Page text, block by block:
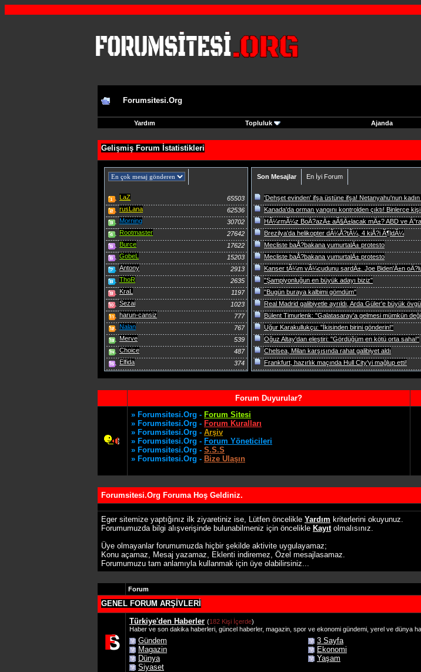
Forumsitesi.Org
Yardım Topluluk Ajanda
Gelişmiş Forum İstatistikleri
65503
LaZ
62536
rusLana
30702
Morning
27642
Rootmaster
17622
Burce
15203
GobeL
2913
Antony
2635
ThoR
1197
KraL
1023
Sezai
777
harun-cansiz
767
Nalan
539
Merve
487
Choice
374
Elfida
Son Mesajlar En İyi Forum
'Dehşet evinden' ifşa üstüne ifşa! Netanyahu'nun kadın
Kanada'da orman yangını kontrolden çıktı! Binlerce kişi
HÃ¼rmÃ¼z BoÄ?azÄ± aÃ§Ä±lacak mÄ±? ABD ve
Brezilya'da helikopter dÃ¼Å?tÃ¼, 4 kiÅ?i Ã¶ldÃ¼
Mecliste baÅ?bakana yumurtalÄ± protesto
Mecliste baÅ?bakana yumurtalÄ± protesto
Kanser tÃ¼m vÃ¼cudunu sardÄ±. Joe Biden'Ä±n
"Şampiyonluğun en büyük adayı biziz"
"Bugün buraya kalbimi gömdüm"
Real Madrid galibiyetle ayrıldı, Arda Güler'e büyük övgü
Bülent Timurlenk: "Galatasaray'a gelmesi mümkün
Uğur Karakullukçu: "İkisinden birini gönderin!"
Oğuz Altay'dan eleştiri: "Gördüğüm en kötü orta saha!"
Chelsea, Milan karşısında rahat galibiyet aldı
Frankfurt, hazırlık maçında Hull City'yi mağlup etti!
Forum Duyurular?
» Forumsitesi.Org - Forum Sitesi
» Forumsitesi.Org - Forum Kuralları
» Forumsitesi.Org - Arşiv
» Forumsitesi.Org - Forum Yöneticileri
» Forumsitesi.Org - S.S.S
» Forumsitesi.Org - Bize Ulaşın
Forumsitesi.Org Foruma Hoş Geldiniz.
Eger sitemize yaptığınız ilk ziyaretiniz ise, Lütfen öncelikle Yardım kriterlerini okuyunuz.
Forumumuzda bilgi alışverişinde bulunabilmeniz için öncelikle Kayıtolmalısınız.
Üye olmayanlar forumumuzda hiçbir şekilde aktivite uygulayamaz;
Konu açamaz, Mesaj yazamaz, Eklenti indiremez, Özel mesajlasamaz.
Forumumuzu tam anlamıyla kullanmak için üye olabilirsiniz...
Forum
GENEL FORUM ARŞİVLERİ
Türkiye'den Haberler (182 Kişi İçerde)
Haber ve son dakika haberleri, güncel haberler, magazin, spor ve ekonomi gündemi, yerel ve dünya
Gündem
3 Sayfa
Magazin
Ekonomi
Dünya
Yaşam
Siyaset